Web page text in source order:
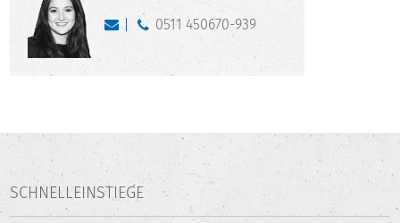
0511 450670-939
SCHNELLEINSTIEGE